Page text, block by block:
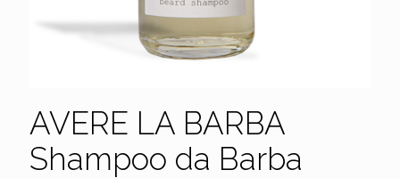
AVERE LA BARBA
Shampoo da Barba